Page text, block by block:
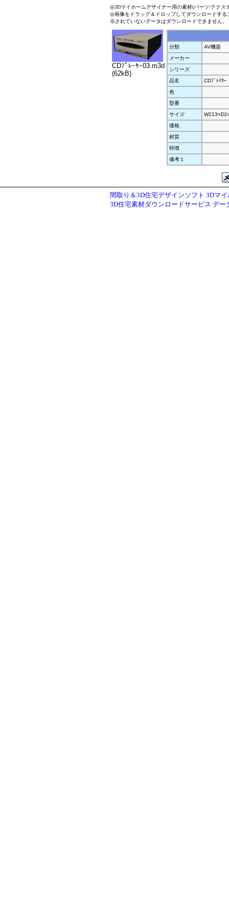
◎3Dマイホームデザイナー用の素材(パーツ/テクス
◎画像をドラッグ＆ドロップしてダウンロードす
示されていないデータはダウンロードできません。
CDﾌﾟﾚｰﾔｰ03.m3d
(62kB)
分類
AV機器
メーカー
シリーズ
品名
CDﾌﾞﾚｲﾔｰ
色
型番
サイズ
価格
材質
特徴
備考１
間取り＆3D住宅デザインソフト 3Dマ
3D住宅素材ダウンロードサービス デー